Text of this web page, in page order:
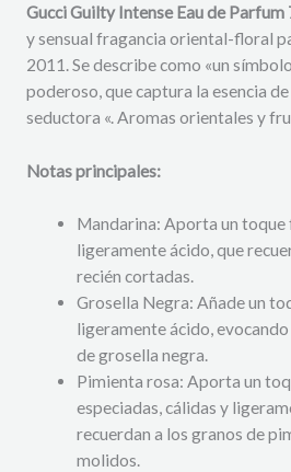
Gucci Guilty Intense Eau de Parfum
y sensual fragancia oriental-floral
2011. Se describe como «un
poderoso, que captura la esencia
seductora «. Aromas orientales y
Notas principales:
Mandarina: Aporta un toque
ligeramente ácido, que
recién cortadas.
Grosella Negra: Añade un
ligeramente ácido,
de grosella negra.
Pimienta rosa: Aporta un
especiadas, cálidas y
recuerdan a los granos de
molidos.